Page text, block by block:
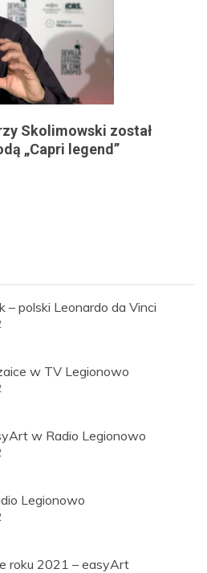
Skolimowski został
„Capri legend”
– polski Leonardo da Vinci
w TV Legionowo
w Radio Legionowo
Legionowo
roku 2021 – easyArt